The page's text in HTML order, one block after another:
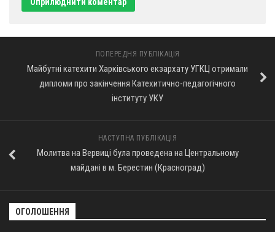
ПОПЕРЕДНЯ ПУБЛІКАЦІЯ
Майбутні катехити Харківського екзархату УГКЦ отримали
дипломи про закінчення Катехитично-педагогічного
інституту УКУ
НАСТУПНА ПУБЛІКАЦІЯ
Молитва на Вервиці була проведена на Центральному
майдані в м. Берестин (Красноград)
ОГОЛОШЕННЯ